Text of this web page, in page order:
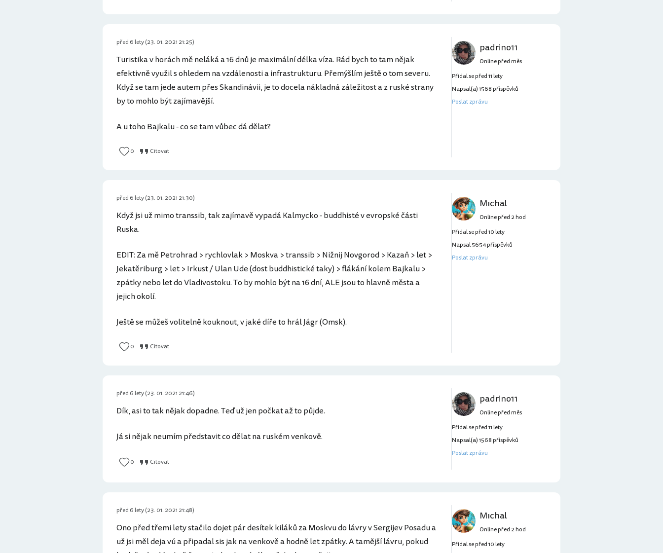
Turistika v horách mě neláká a 16 dnů je maximální délka víza. Rád bych to tam nějak
efektivně využil s ohledem na vzdálenosti a infrastrukturu. Přemýšlím ještě o tom severu.
Když se tam jede autem přes Skandinávii, je to docela nákladná záležitost a z ruské strany
by to mohlo být zajímavější.
A u toho Bajkalu - co se tam vůbec dá dělat?
0 Citovat
padrino11
před 6 lety (23. 01. 2021 21:25)
Online před měs
Přidal se před 11 lety
Napsal(a) 1568 příspěvků
Poslat zprávu
Když jsi už mimo transsib, tak zajímavě vypadá Kalmycko - buddhisté v evropské části
Ruska.
EDIT: Za mě Petrohrad > rychlovlak > Moskva > transsib > Nižnij Novgorod > Kazaň > let >
Jekatěriburg > let > Irkust / Ulan Ude (dost buddhistické taky) > flákání kolem Bajkalu >
zpátky nebo let do Vladivostoku. To by mohlo být na 16 dní, ALE jsou to hlavně města a
jejich okolí.
Ještě se můžeš volitelně kouknout, v jaké díře to hrál Jágr (Omsk).
0 Citovat
Mıchal
před 6 lety (23. 01. 2021 21:30)
Online před 2 hod
Přidal se před 10 lety
Napsal 5654 příspěvků
Poslat zprávu
Dík, asi to tak nějak dopadne. Teď už jen počkat až to půjde.
Já si nějak neumím představit co dělat na ruském venkově.
0 Citovat
padrino11
před 6 lety (23. 01. 2021 21:46)
Online před měs
Přidal se před 11 lety
Napsal(a) 1568 příspěvků
Poslat zprávu
Ono před třemi lety stačilo dojet pár desítek kiláků za Moskvu do lávry v Sergijev Posadu a
už jsi měl deja vú a připadal sis jak na venkově a hodně let zpátky. A tamější lávru, pokud
Mıchal
před 6 lety (23. 01. 2021 21:48)
Online před 2 hod
Přidal se před 10 lety